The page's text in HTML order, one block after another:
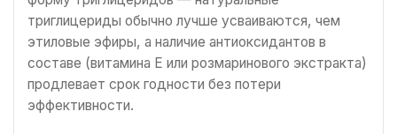
триглицериды обычно лучше усваиваются, чем
этиловые эфиры, а наличие антиоксидантов в
составе (витамина Е или розмаринового экстракта)
продлевает срок годности без потери
эффективности.